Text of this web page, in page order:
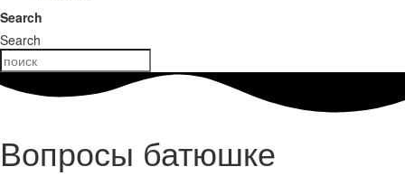
Search
Search
Вопросы батюшке